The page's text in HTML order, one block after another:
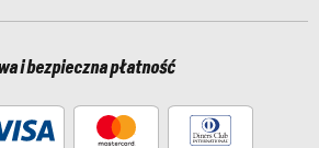
i bezpieczna płatność